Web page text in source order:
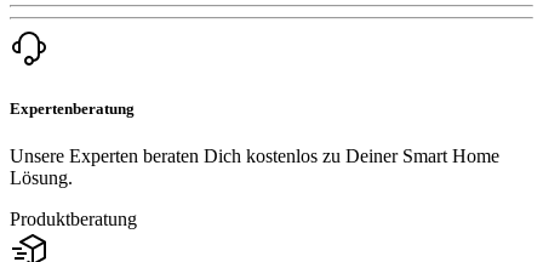
Expertenberatung
Unsere Experten beraten Dich kostenlos zu Deiner Smart Home
Lösung.
Produktberatung